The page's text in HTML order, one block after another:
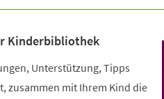
Kinderbibliothek
Unterstützung, Tipps
zusammen mit Ihrem Kind die